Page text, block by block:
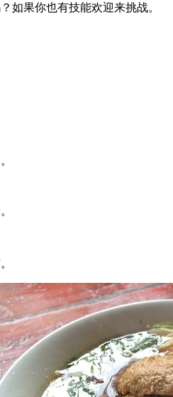
如果你也有技能欢迎来挑战。